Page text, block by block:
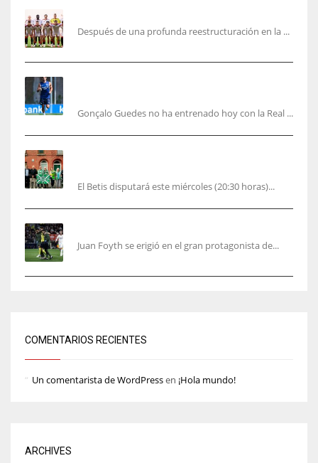
Después de una profunda reestructuración en la ...
Gonçalo Guedes no ha entrenado hoy con la Real ...
El Betis disputará este miércoles (20:30 horas)...
Juan Foyth se erigió en el gran protagonista de...
COMENTARIOS RECIENTES
Un comentarista de WordPressen ¡Hola mundo!
ARCHIVES